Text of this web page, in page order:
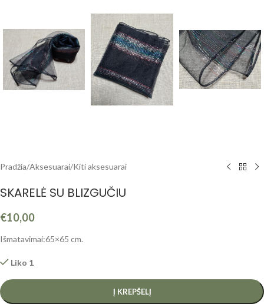
Pradžia/Aksesuarai/Kiti aksesuarai
SKARELĖ SU BLIZGUČIU
€10,00
Išmatavimai:65×65 cm.
Liko 1
Į KREPŠELĮ